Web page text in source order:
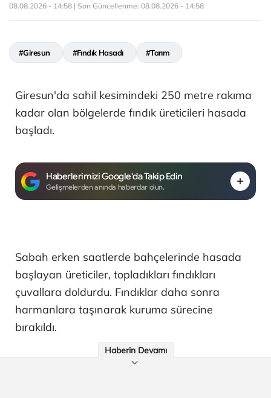
08.08.2026 - 14:58 | Son Güncellenme: 08.08.2026 - 14:58
#Giresun #Fındık Hasadı #Tarım
Giresun'da sahil kesimindeki 250 metre rakıma
kadar olan bölgelerde fındık üreticileri hasada
başladı.
Haberlerimizi Google'da Takip Edin
Gelişmelerden anında haberdar olun.
Sabah erken saatlerde bahçelerinde hasada
başlayan üreticiler, topladıkları fındıkları
çuvallara doldurdu. Fındıklar daha sonra
harmanlara taşınarak kuruma sürecine
bırakıldı.
Haberin Devamı